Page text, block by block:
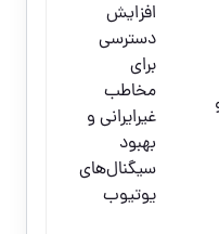
افزایش
دسترسی
برای
مخاطب
غیرایرانی و
بهبود
سیگنال‌های
یوتیوب